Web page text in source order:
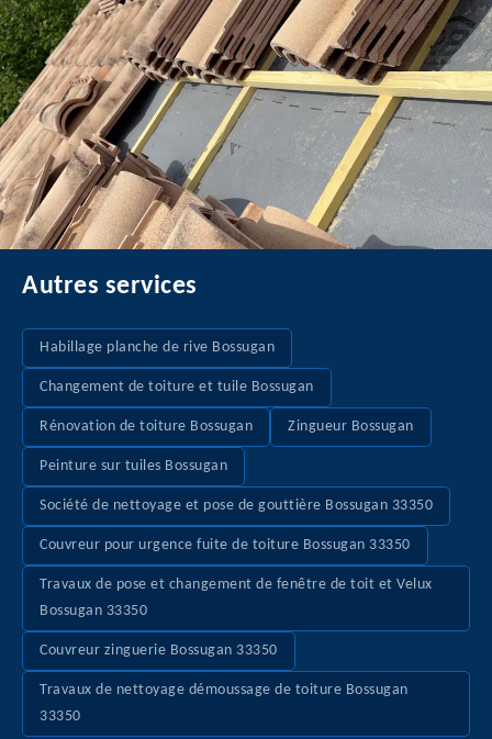
Autres services
Habillage planche de rive Bossugan
Changement de toiture et tuile Bossugan
Rénovation de toiture Bossugan Zingueur Bossugan
Peinture sur tuiles Bossugan
Société de nettoyage et pose de gouttière Bossugan 33350
Couvreur pour urgence fuite de toiture Bossugan 33350
Travaux de pose et changement de fenêtre de toit et Velux
Bossugan 33350
Couvreur zinguerie Bossugan 33350
Travaux de nettoyage démoussage de toiture Bossugan
33350